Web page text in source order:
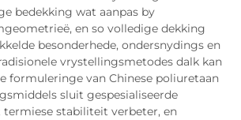
bedekking wat aanpas by
en so volledige dekking
besonderhede, ondersnydings en
vrystellingsmetodes dalk kan
formuleringe van Chinese poliuretaan
sluit gespesialiseerde
stabiliteit verbeter, en